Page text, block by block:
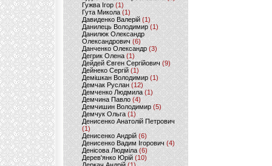
Гужва Ігор (1)
Гута Микола (1)
Давиденко Валерій (1)
Данилець Володимир(1)
Данилюк Олександр
Олександрович (6)
Данченко Олександр (3)
Дегрик Олена(1)
Дейдей Євген Сергійович(9)
Дейнеко Сергій (1)
Демішкан Володимир(1)
Демчак Руслан (12)
Демченко Людмила (1)
Демчина Павло (4)
Демчишин Володимир (5)
Демчук Ольга(1)
Денисенко Анатолій Петрович
(1)
Денисенко Андрій (6)
Денисенко Вадим Ігорович (4)
Денісова Людміла(6)
Дерев'янко Юрій(10)